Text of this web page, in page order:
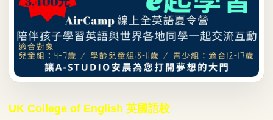
UK College of English 英國語校